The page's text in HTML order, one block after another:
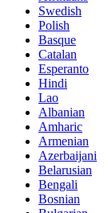
Swedish
Polish
Basque
Catalan
Esperanto
Hindi
Lao
Albanian
Amharic
Armenian
Azerbaijani
Belarusian
Bengali
Bosnian